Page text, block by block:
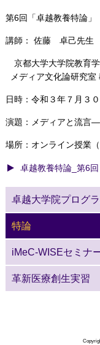
第6回「卓越教養特論」
講師： 佐藤 卓己先生
京都大学大学院教育
メディア文化論研究室
日時：令和３年７月３
演題：メディアと流言
場所：オンライン授業（
卓越教養特論_第6
卓越大学院プログ
特論
iMeC-WISEセミナ
革新医療創生実習